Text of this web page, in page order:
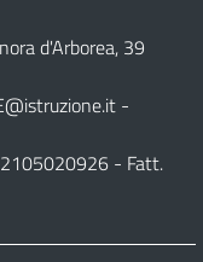
d'Arborea, 39
-
- Fatt.